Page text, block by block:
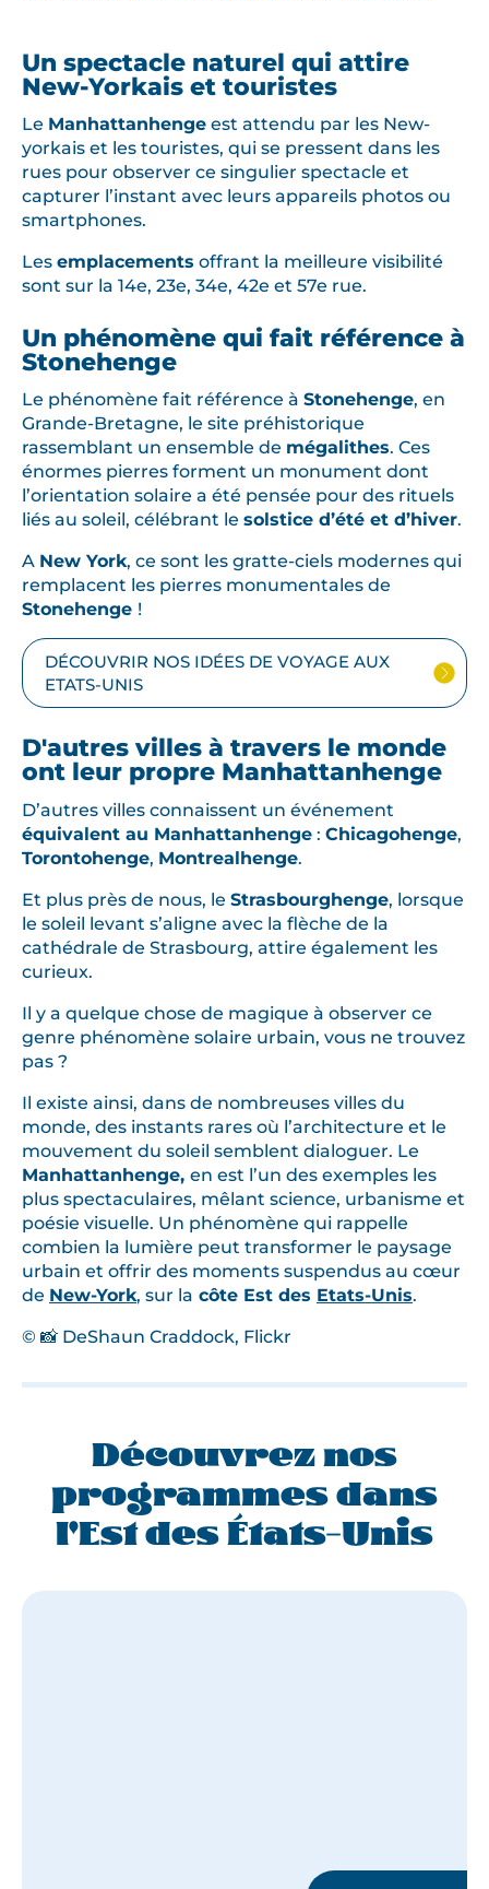
Un spectacle naturel qui attire
New-Yorkais et touristes
Le Manhattanhenge est attendu par les New-
yorkais et les touristes, qui se pressent dans les
rues pour observer ce singulier spectacle et
capturer l’instant avec leurs appareils photos ou
smartphones.
Les emplacements offrant la meilleure visibilité
sont sur la 14e, 23e, 34e, 42e et 57e rue.
Un phénomène qui fait référence à
Stonehenge
Le phénomène fait référence à Stonehenge, en
Grande-Bretagne, le site préhistorique
rassemblant un ensemble de mégalithes. Ces
énormes pierres forment un monument dont
l’orientation solaire a été pensée pour des rituels
liés au soleil, célébrant le solstice d’été et d’hiver.
A New York, ce sont les gratte-ciels modernes qui
remplacent les pierres monumentales de
Stonehenge !
DÉCOUVRIR NOS IDÉES DE VOYAGE AUX
ETATS-UNIS
D'autres villes à travers le monde
ont leur propre Manhattanhenge
D’autres villes connaissent un événement
équivalent au Manhattanhenge : Chicagohenge,
Torontohenge, Montrealhenge.
Et plus près de nous, le Strasbourghenge, lorsque
le soleil levant s’aligne avec la flèche de la
cathédrale de Strasbourg, attire également les
curieux.
Il y a quelque chose de magique à observer ce
genre phénomène solaire urbain, vous ne trouvez
pas ?
Il existe ainsi, dans de nombreuses villes du
monde, des instants rares où l’architecture et le
mouvement du soleil semblent dialoguer. Le
Manhattanhenge, en est l’un des exemples les
plus spectaculaires, mêlant science, urbanisme et
poésie visuelle. Un phénomène qui rappelle
combien la lumière peut transformer le paysage
urbain et offrir des moments suspendus au cœur
de New-York, sur la côte Est des Etats-Unis.
© 📸 DeShaun Craddock, Flickr
Découvrez nos
programmes dans
l'Est des États-Unis